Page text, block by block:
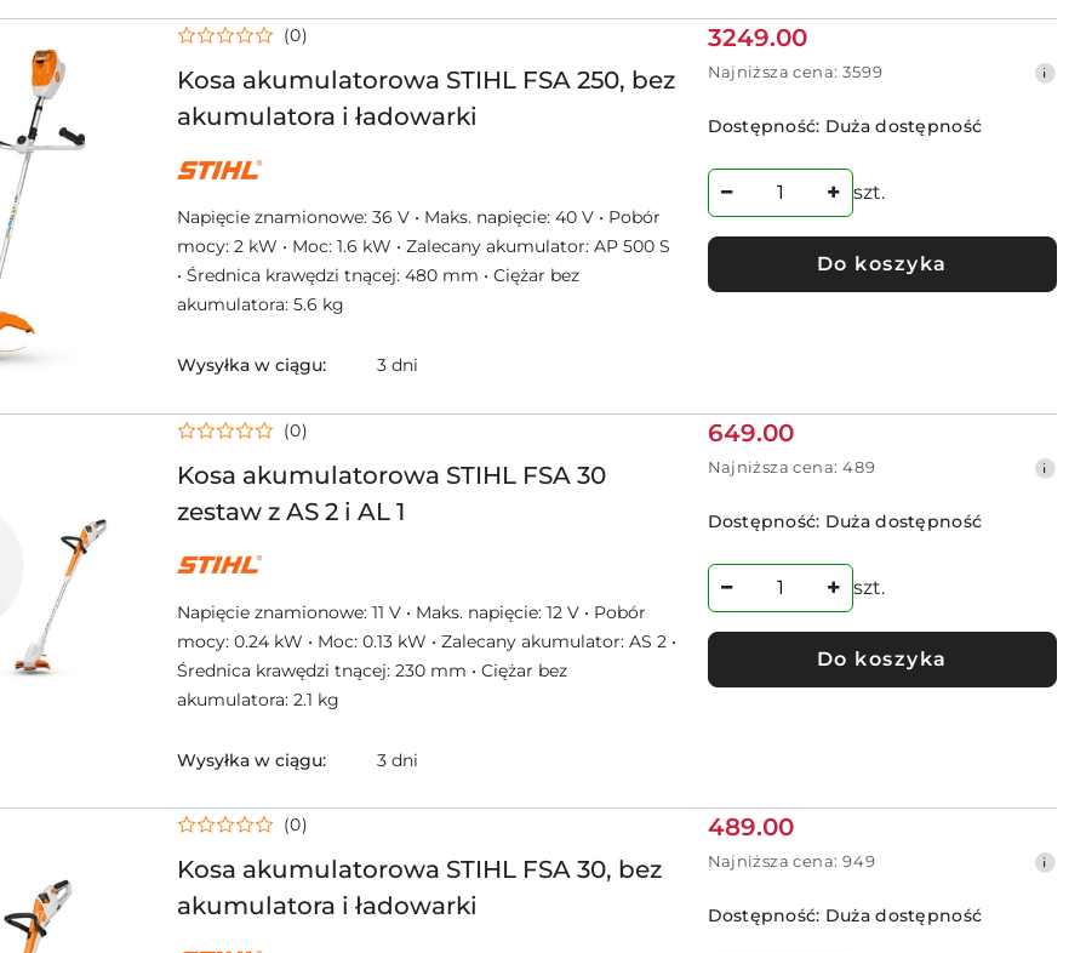
Kosa akumulatorowa STIHL FSA 250, bez
akumulatora i ładowarki
(0)
NAZWA
PRODUCENTA:
Napięcie znamionowe: 36 V • Maks. napięcie: 40 V • Pobór
mocy: 2 kW • Moc: 1.6 kW • Zalecany akumulator: AP 500 S
• Średnica krawędzi tnącej: 480 mm • Ciężar bez
akumulatora: 5.6 kg
Wysyłka w ciągu: 3 dni
Cena
promocyjna:
3249.00
Najniższa
30
przed
Najniższa cena: 3599
Dostępność: Duża dostępność
szt.
Do koszyka
Kosa akumulatorowa STIHL FSA 30
zestaw z AS 2 i AL 1
(0)
NAZWA
PRODUCENTA:
Napięcie znamionowe: 11 V • Maks. napięcie: 12 V • Pobór
mocy: 0.24 kW • Moc: 0.13 kW • Zalecany akumulator: AS 2 •
Średnica krawędzi tnącej: 230 mm • Ciężar bez
akumulatora: 2.1 kg
Wysyłka w ciągu: 3 dni
Cena
promocyjna:
649.00
Najniższa
30
przed
Najniższa cena: 489
Dostępność: Duża dostępność
szt.
Do koszyka
Kosa akumulatorowa STIHL FSA 30, bez
akumulatora i ładowarki
(0)
Cena
promocyjna:
489.00
Najniższa
30
Najniższa cena: 949
Dostępność: Duża dostępność